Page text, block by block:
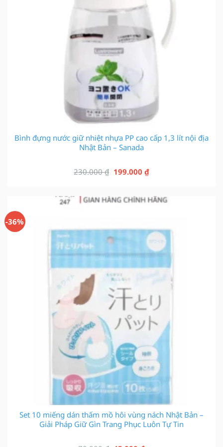
Bình đựng nước giữ nhiệt nhựa PP cao cấp 1,3 lít nội địa
Nhật Bản – Sanada
230.000₫ Giá
là:
199.000 ₫Giá
tại
-36%
Set 10 miếng dán thấm mồ hôi vùng nách Nhật Bản –
Giải Pháp Giữ Gìn Trang Phục Luôn Tự Tin